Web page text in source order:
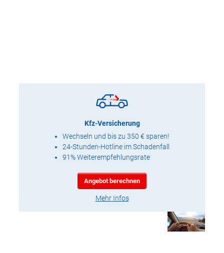
Kfz-Versicherung
Wechseln und bis zu 350 € sparen!
24-Stunden-Hotline im Schadenfall
91% Weiterempfehlungsrate
Angebot berechnen
Mehr Infos